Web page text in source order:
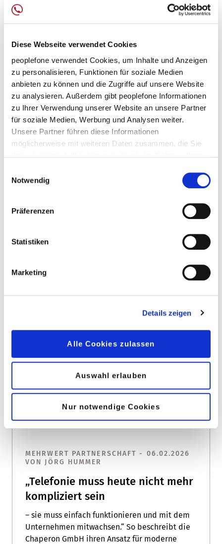
Diese Webseite verwendet Cookies
peoplefone verwendet Cookies, um Inhalte und Anzeigen
zu personalisieren, Funktionen für soziale Medien
anbieten zu können und die Zugriffe auf unsere Website
zu analysieren. Außerdem gibt peoplefone Informationen
zu Ihrer Verwendung unserer Website an unsere Partner
für soziale Medien, Werbung und Analysen weiter.
Unsere Partner führen diese Informationen
möglicherweise mit weiteren Daten zusammen, die Sie
Informationen finden Sie unter
Notwendig
Präferenzen
Statistiken
Marketing
Details zeigen
Alle Cookies zulassen
Auswahl erlauben
Nur notwendige Cookies
MEHRWERT PARTNERSCHAFT - 28.04.2026
VON JÖRG HUMMER
„Wenn Kommunikation
funktioniert, spricht man
eigentlich gar nicht mehr darüber
Logistics die Umstellung auf moderne SIP-
MEHRWERT PARTNERSCHAFT - 06.02.2026
VON JÖRG HUMMER
„Telefonie muss heute nicht mehr
kompliziert sein
– sie muss einfach funktionieren und mit dem
Unternehmen mitwachsen.“ So beschreibt die
Chaperon GmbH ihren Ansatz für moderne